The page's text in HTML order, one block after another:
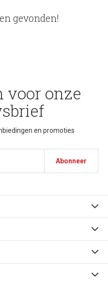
gevonden!
voor onze
en promoties
Abonneer